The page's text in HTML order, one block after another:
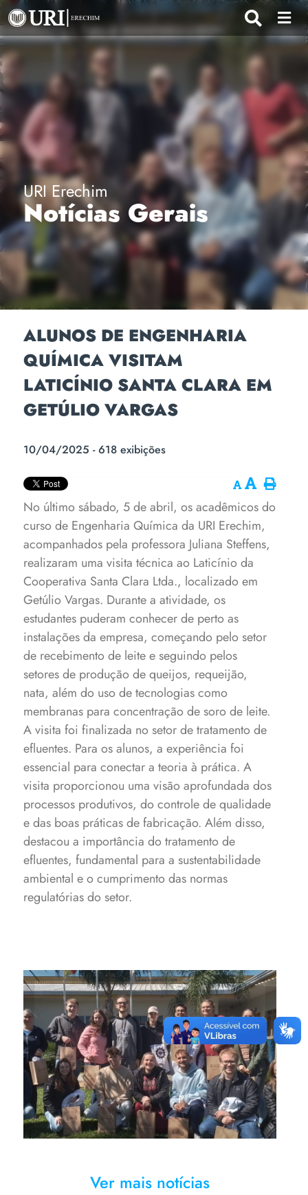
URI Erechim
Notícias Gerais
ALUNOS DE ENGENHARIA
QUÍMICA VISITAM
LATICÍNIO SANTA CLARA EM
GETÚLIO VARGAS
10/04/2025 - 618 exibições
No último sábado, 5 de abril, os acadêmicos do
curso de Engenharia Química da URI Erechim,
acompanhados pela professora Juliana Steffens,
realizaram uma visita técnica ao Laticínio da
Cooperativa Santa Clara Ltda., localizado em
Getúlio Vargas. Durante a atividade, os
estudantes puderam conhecer de perto as
instalações da empresa, começando pelo setor
de recebimento de leite e seguindo pelos
setores de produção de queijos, requeijão,
nata, além do uso de tecnologias como
membranas para concentração de soro de leite.
A visita foi finalizada no setor de tratamento de
efluentes. Para os alunos, a experiência foi
essencial para conectar a teoria à prática. A
visita proporcionou uma visão aprofundada dos
processos produtivos, do controle de qualidade
e das boas práticas de fabricação. Além disso,
destacou a importância do tratamento de
efluentes, fundamental para a sustentabilidade
ambiental e o cumprimento das normas
regulatórias do setor.
Acadêmicos do curso de
Engenharia Química da URI
Erechim na Cooperativa Santa
Clara
Ver mais notícias